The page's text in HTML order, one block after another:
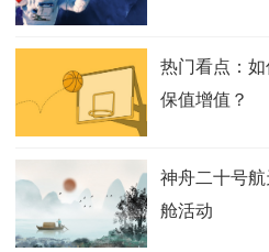
热门看点：
保值增值？
神舟二十号
舱活动